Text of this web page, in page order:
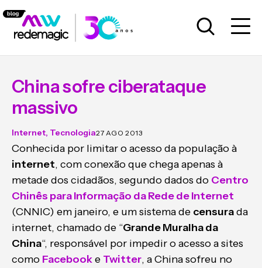
China sofre ciberataque
massivo
Internet, Tecnologia27 AGO 2013
Conhecida por limitar o acesso da população à
internet, com conexão que chega apenas à
metade dos cidadãos, segundo dados do Centro
Chinês para Informação da Rede de Internet
(CNNIC) em janeiro, e um sistema de censurada
internet, chamado de “Grande Muralha da
China“, responsável por impedir o acesso a sites
como Facebooke Twitter, a China sofreu no